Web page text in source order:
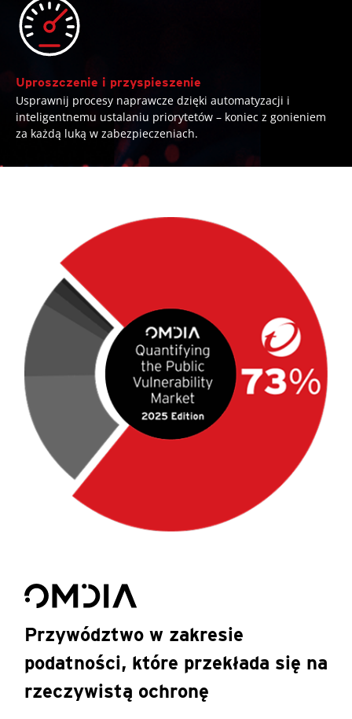
Uproszczenie i przyspieszenie
Usprawnij procesy naprawcze dzięki automatyzacji i
inteligentnemu ustalaniu priorytetów – koniec z gonieniem
za każdą luką w zabezpieczeniach.
Przywództwo w zakresie
podatności, które przekłada się na
rzeczywistą ochronę